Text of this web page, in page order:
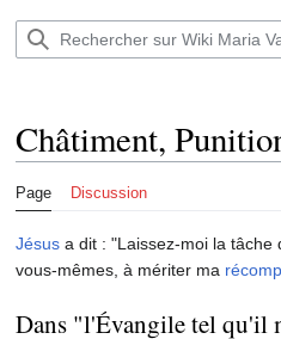
Châtiment,
Page Discussion
Jésus a dit : "Laissez-moi la tâche
vous-mêmes, à mériter ma
Dans "l'Évangile tel qu'il